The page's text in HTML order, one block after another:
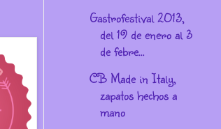
Gastrofestival 2013,
del 19 de enero al 3
de febre...
CB Made in Italy,
zapatos hechos a
mano